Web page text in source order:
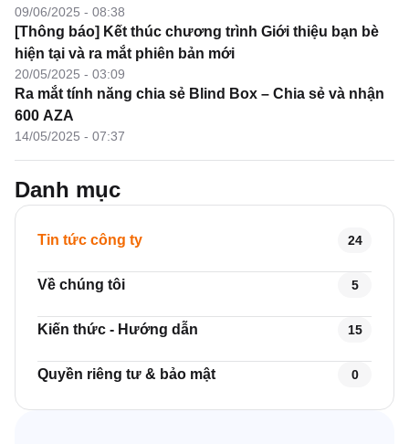
09/06/2025 - 08:38
[Thông báo] Kết thúc chương trình Giới thiệu bạn bè
hiện tại và ra mắt phiên bản mới
20/05/2025 - 03:09
Ra mắt tính năng chia sẻ Blind Box – Chia sẻ và nhận
600 AZA
14/05/2025 - 07:37
Danh mục
Tin tức công ty 24
Về chúng tôi 5
Kiến thức - Hướng dẫn 15
Quyền riêng tư & bảo mật 0